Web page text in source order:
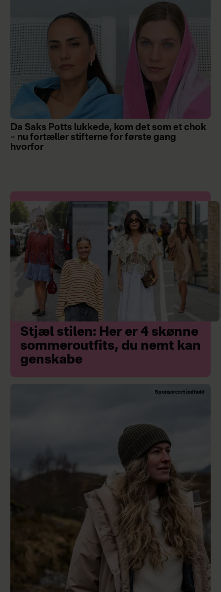
Da Saks Potts lukkede, kom det som et chok
– nu fortæller stifterne for første gang
hvorfor
Stjæl stilen: Her er 4 skønne
sommeroutfits, du nemt kan
genskabe
Sponsoreret indhold